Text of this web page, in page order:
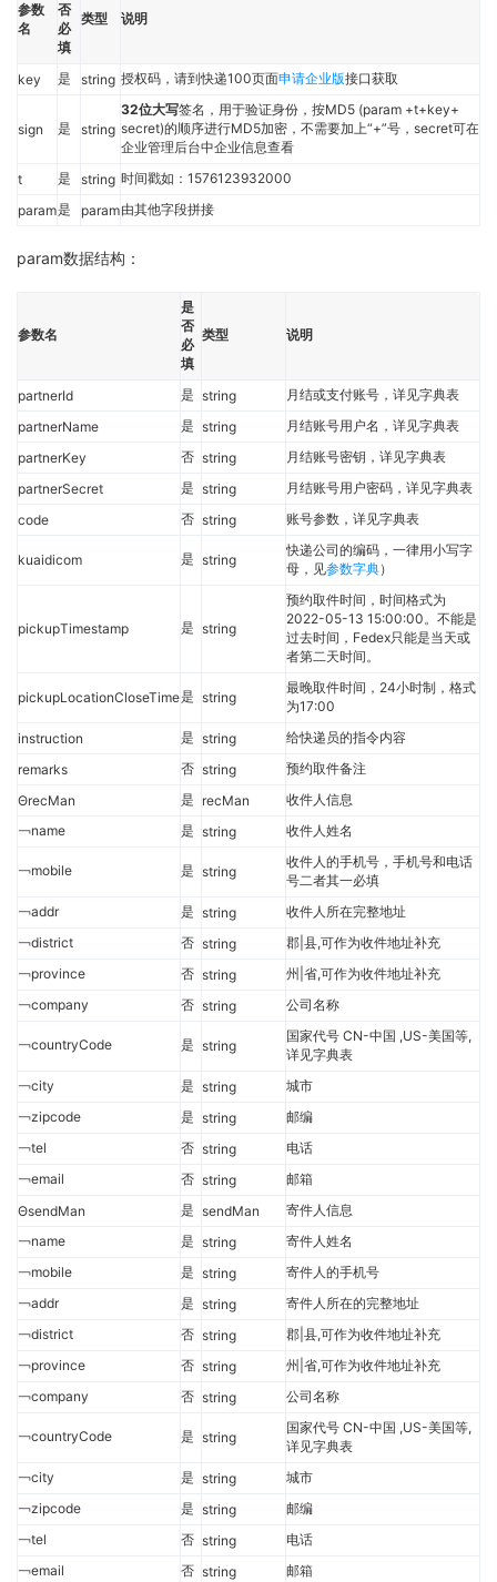
参数
名
否
必
填
类型 说明
key 是 string 授权码，请到快递100页面申请企业版接口获取
sign 是 string
32位大写签名，用于验证身份，按MD5 (param +t+key+
secret)的顺序进行MD5加密，不需要加上“+”号，secret可在
企业管理后台中企业信息查看
t
是 string 时间戳如：1576123932000
param是 param由其他字段拼接
param数据结构：
参数名
是
否
必
填
类型 说明
partnerId 是 string
月结或支付账号，详见字典表
partnerName
是 string
月结账号用户名，详见字典表
partnerKey
否 string
月结账号密钥，详见字典表
partnerSecret
是 string
月结账号用户密码，详见字典表
code
否 string 账号参数，详见字典表
kuaidicom 是 string
快递公司的编码，一律用小写字
母，见参数字典）
pickupTimestamp 是 string
预约取件时间，时间格式为
2022-05-13 15:00:00。不能是
过去时间，Fedex只能是当天或
者第二天时间。
pickupLocationCloseTime是 string
最晚取件时间，24小时制，格式
为17:00
instruction
是 string
给快递员的指令内容
remarks
否 string
预约取件备注
ΘrecMan
是 recMan
收件人信息
￢name
是 string 收件人姓名
￢mobile 是 string
收件人的手机号，手机号和电话
号二者其一必填
￢addr
是 string
收件人所在完整地址
￢district
否 string
郡|县,可作为收件地址补充
￢province
否 string
州|省,可作为收件地址补充
￢company
否 string 公司名称
￢countryCode 是 string
国家代号 CN-中国 ,US-美国等,
详见字典表
￢city
是 string
城市
￢zipcode
是 string
邮编
￢tel
否 string
电话
￢email
否 string
邮箱
ΘsendMan
是 sendMan
寄件人信息
￢name
是 string
寄件人姓名
￢mobile
是 string
寄件人的手机号
￢addr
是 string
寄件人所在的完整地址
￢district
否 string
郡|县,可作为收件地址补充
￢province
否 string
州|省,可作为收件地址补充
￢company
否 string 公司名称
￢countryCode 是 string
国家代号 CN-中国 ,US-美国等,
详见字典表
￢city
是 string
城市
￢zipcode
是 string
邮编
￢tel
否 string
电话
￢email
否 string 邮箱